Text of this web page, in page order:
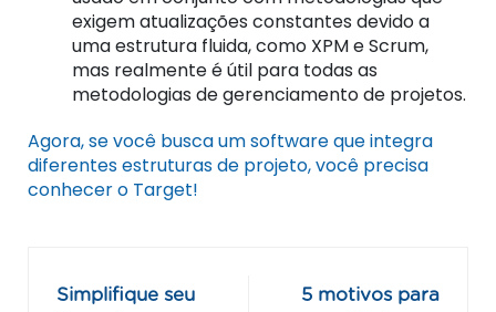
exigem atualizações constantes devido a
uma estrutura fluida, como XPM e Scrum,
mas realmente é útil para todas as
metodologias de gerenciamento de projetos.
Agora, se você busca um software que integra
diferentes estruturas de projeto, você precisa
conhecer o Target!
Simplifique seu
5 motivos para